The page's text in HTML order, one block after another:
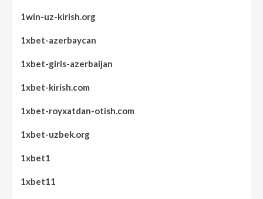
1win-uz-kirish.org
1xbet-azerbaycan
1xbet-giris-azerbaijan
1xbet-kirish.com
1xbet-royxatdan-otish.com
1xbet-uzbek.org
1xbet1
1xbet11